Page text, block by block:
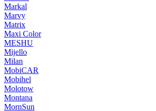
Markal
Marvy
Matrix
Maxi Color
MESHU
Mijello
Milan
MobiCAR
Mobihel
Molotow
Montana
MornSun